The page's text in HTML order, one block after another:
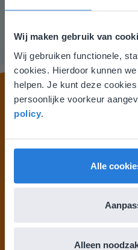
Wij maken gebruik van
Wij gebruiken functionele,
cookies. Hierdoor kunnen
helpen. Je kunt deze
persoonlijke voorkeur
policy
Alle
Alleen
Deze website
overeen met je
Gezien je locatie,
liever naar de website
English